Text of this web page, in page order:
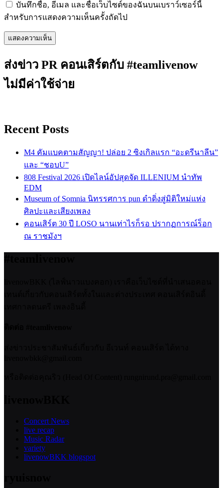
บันทึกชื่อ, อีเมล และชื่อเว็บไซต์ของฉันบนเบราว์เซอร์นี้
สำหรับการแสดงความเห็นครั้งถัดไป
ส่งข่าว PR คอนเสิร์ตกับ #teamlivenow
ไม่มีค่าใช้จ่าย
Recent Posts
M4 คัมแบคตามสัญญา! ปล่อย 2 ซิงเกิลแรก “อะดรีนาลีน”
และ “ชอบU”
808 Festival 2026 เปิดไลน์อัปสุดจัด ILLENIUM นำทัพ
EDM
Museum of Somnia นิทรรศการ pun ดำดิ่งสู่มิติใหม่แห่ง
ศิลปะและเสียงเพลง
คอนเสิร์ต 30 ปี LOSO นานเท่าไรก็รอ ปรากฏการณ์ร็อก
ณ ราชมังฯ
Concert News
live recap
Music Radar
variety
livenowBKK blogspot